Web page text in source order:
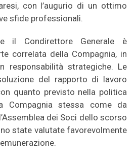
con l’augurio di un ottimo
sfide professionali.
il Condirettore Generale è
correlata della Compagnia, in
responsabilità strategiche. Le
del rapporto di lavoro
quanto previsto nella politica
Compagnia stessa come da
dei Soci dello scorso
state valutate favorevolmente